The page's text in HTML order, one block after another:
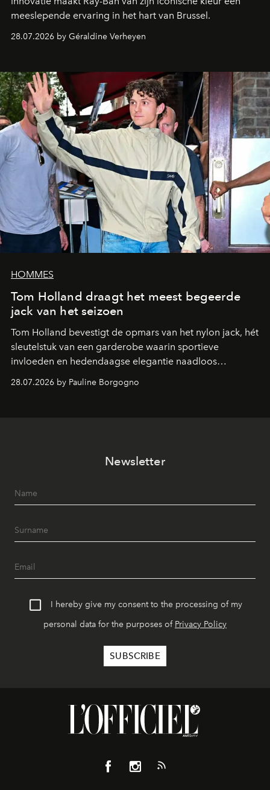
meeslepende ervaring in het hart van Brussel.
28.07.2026 by Géraldine Verheyen
HOMMES
Tom Holland draagt het meest begeerde
jack van het seizoen
Tom Holland bevestigt de opmars van het nylon jack, hét
sleutelstuk van een garderobe waarin sportieve
invloeden en hedendaagse elegantie naadloos
samenkomen.
28.07.2026 by Pauline Borgogno
Newsletter
I hereby give my consent to the processing of my
personal data for the purposes of Privacy Policy